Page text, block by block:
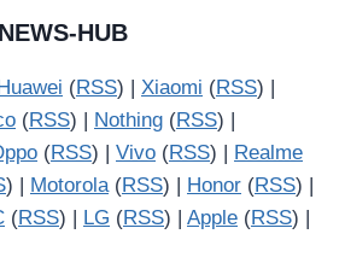
HUB
Huawei (RSS) | Xiaomi (RSS) |
(RSS) | Nothing (RSS) |
(RSS) | Vivo (RSS) |
Realme
) | Motorola(RSS) | Honor (RSS) |
(RSS) | LG (RSS) | Apple (RSS) |